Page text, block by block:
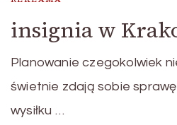
insignia w
Planowanie czegokolwiek
świetnie zdają sobie
wysiłku …